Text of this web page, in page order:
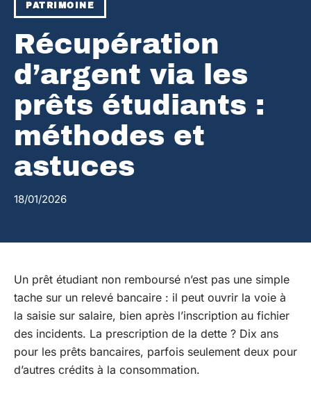
PATRIMOINE
Récupération
d’argent via les
prêts étudiants :
méthodes et
astuces
18/01/2026
Un prêt étudiant non remboursé n’est pas une simple
tache sur un relevé bancaire : il peut ouvrir la voie à
la saisie sur salaire, bien après l’inscription au fichier
des incidents. La prescription de la dette ? Dix ans
pour les prêts bancaires, parfois seulement deux pour
d’autres crédits à la consommation.